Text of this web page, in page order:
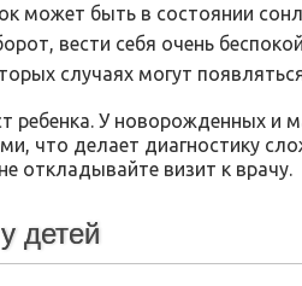
может быть в состоянии
вести себя очень
случаях могут
ребенка. У новорожденных и
что делает диагностику
откладывайте визит к врачу.
детей